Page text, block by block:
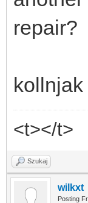
repair?
kollnjak
<t></t>
Szukaj
wilkxt
Posting